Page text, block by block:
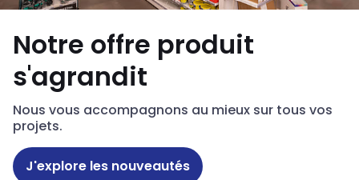
Notre offre produit
s'agrandit
Nous vous accompagnons au mieux sur tous vos
projets.
J'explore les nouveautés